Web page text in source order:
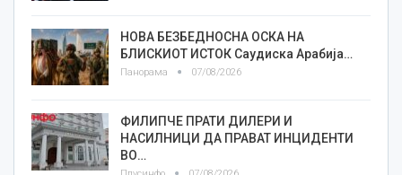
НОВА БЕЗБЕДНОСНА ОСКА НА
БЛИСКИОТ ИСТОК Саудиска Арабија…
Панорама 07/08/2026
ФИЛИПЧЕ ПРАТИ ДИЛЕРИ И
НАСИЛНИЦИ ДА ПРАВАТ ИНЦИДЕНТИ
ВО…